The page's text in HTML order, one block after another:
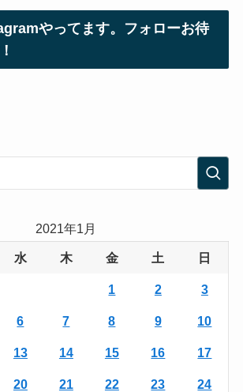
やってます。フォローお待
2021年1月
水 木 金 土 日
1 2 3
6 7 8 9 10
13 14 15 16 17
20 21 22 23 24